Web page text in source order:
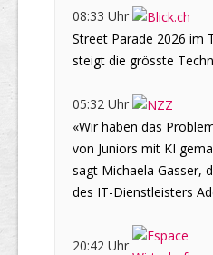
08:33 Uhr
Street Parade 2026 im
steigt die grösste
05:32 Uhr
«Wir haben das
von Juniors mit KI
sagt Michaela Gasser,
des IT-Dienstleisters
20:42 Uhr